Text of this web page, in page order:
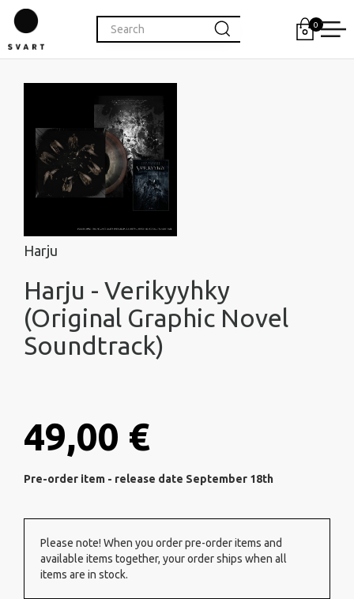
0
Harju
Harju - Verikyyhky
(Original Graphic Novel
Soundtrack)
49,00 €
Pre-order item - release date September 18th
Please note! When you order pre-order items and
available items together, your order ships when all
items are in stock.